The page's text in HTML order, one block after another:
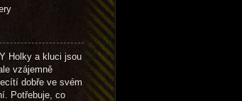
Holky a kluci jsou
vzájemně
dobře ve svém
Potřebuje, co